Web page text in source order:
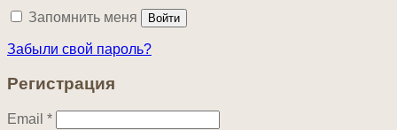
Запомнить меня Войти
Забыли свой пароль?
Регистрация
Email *Обязательно